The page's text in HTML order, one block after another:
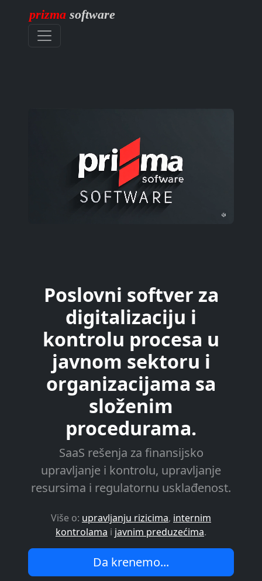
prizma software
Poslovni softver za
digitalizaciju i
kontrolu procesa u
javnom sektoru i
organizacijama sa
složenim
procedurama.
SaaS rešenja za finansijsko
upravljanje i kontrolu, upravljanje
resursima i regulatornu usklađenost.
Više o: upravljanju rizicima, internim
kontrolama i javnim preduzećima.
Da krenemo...